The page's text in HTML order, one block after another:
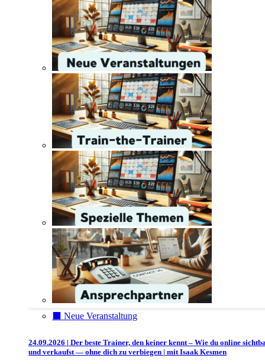
⬛️ Neue Veranstaltung
24.09.2026 | Der beste Trainer, den keiner kennt – Wie du online
und verkaufst — ohne dich zu verbiegen | mit Isaak Kesmen